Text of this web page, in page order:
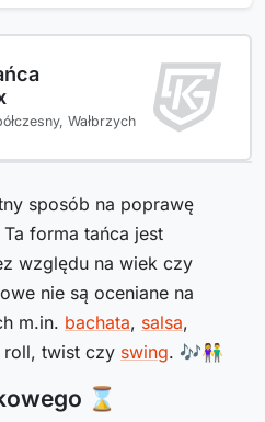
Wałbrzych
sposób na poprawę
forma tańca jest
względu na wiek czy
nie są oceniane na
m.in. bachata, salsa,
twist czy swing. 🎶👫
⌛